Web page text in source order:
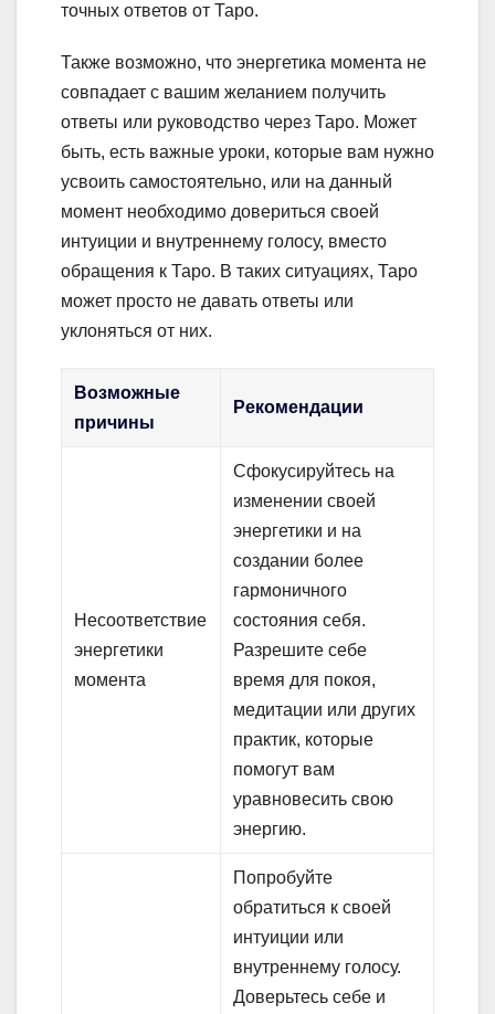
точных ответов от Таро.
Также возможно, что энергетика момента не
совпадает с вашим желанием получить
ответы или руководство через Таро. Может
быть, есть важные уроки, которые вам нужно
усвоить самостоятельно, или на данный
момент необходимо довериться своей
интуиции и внутреннему голосу, вместо
обращения к Таро. В таких ситуациях, Таро
может просто не давать ответы или
уклоняться от них.
Возможные
причины
Рекомендации
Несоответствие
энергетики
момента
Сфокусируйтесь на
изменении своей
энергетики и на
создании более
гармоничного
состояния себя.
Разрешите себе
время для покоя,
медитации или других
практик, которые
помогут вам
уравновесить свою
энергию.
Попробуйте
обратиться к своей
интуиции или
внутреннему голосу.
Доверьтесь себе и